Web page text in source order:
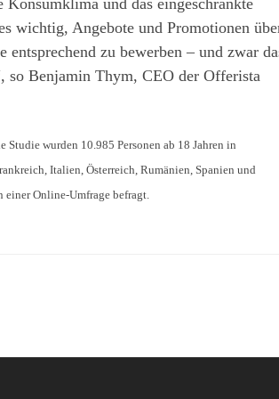
wichtig, Angebote und Promotionen
entsprechend zu bewerben – und zwar
so Benjamin Thym, CEO der Offerista
Studie wurden 10.985 Personen ab 18 Jahren in
Italien, Österreich, Rumänien, Spanien und
einer Online-Umfrage befragt.